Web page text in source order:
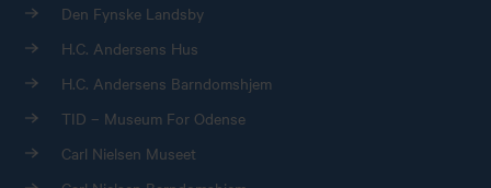
Den Fynske Landsby
H.C. Andersens Hus
H.C. Andersens Barndomshjem
TID – Museum For Odense
Carl Nielsen Museet